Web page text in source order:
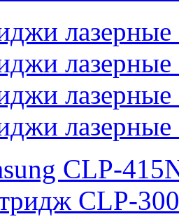
лазерные
лазерные
лазерные
CLP-
CLP-